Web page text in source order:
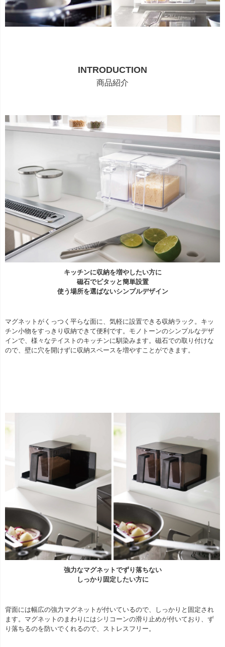
INTRODUCTION
商品紹介
キッチンに収納を増やしたい方に
磁石でピタッと簡単設置
使う場所を選ばないシンプルデザイン
マグネットがくっつく平らな面に、気軽に設置できる収納ラック。キッ
チン小物をすっきり収納できて便利です。モノトーンのシンプルなデザ
インで、様々なテイストのキッチンに馴染みます。磁石での取り付けな
ので、壁に穴を開けずに収納スペースを増やすことができます。
強力なマグネットでずり落ちない
しっかり固定したい方に
背面には幅広の強力マグネットが付いているので、しっかりと固定され
ます。マグネットのまわりにはシリコーンの滑り止めが付いており、ず
り落ちるのを防いでくれるので、ストレスフリー。